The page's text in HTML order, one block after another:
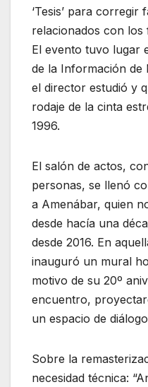
‘Tesis’ para corregir
relacionados con
El evento tuvo lugar
de la Información de
el director estudió y
rodaje de la cinta
1996.
El salón de actos,
personas, se llenó
a Amenábar, quien
desde hacía una
desde 2016. En
inauguró un mural
motivo de su 20º
encuentro,
un espacio de
Sobre la
necesidad técnica: